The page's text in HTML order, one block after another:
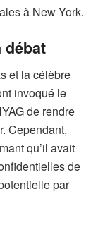
à New York.
débat
et la célèbre
invoqué le
de rendre
Cependant,
qu’il avait
de
par